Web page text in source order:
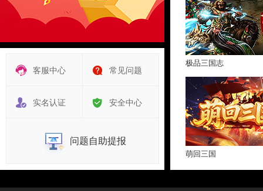
客服中心 常见问题
实名认证 安全中心
问题自助提报
极品三国志
萌回三国